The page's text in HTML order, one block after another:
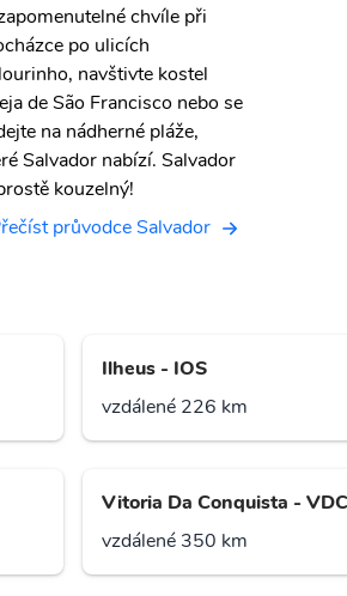
chvíle při
po ulicích
navštivte kostel
de São Francisco nebo se
na nádherné pláže,
Salvador nabízí. Salvador
kouzelný!
průvodce Salvador
Ilheus - IOS
vzdálené 226 km
Vitoria Da Conquista - VDC
vzdálené 350 km